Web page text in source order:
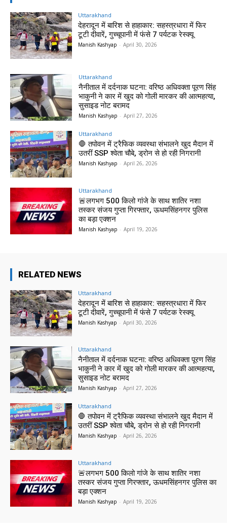
Uttarakhand
देहरादून में बारिश से हाहाकार: सहस्त्रधारा में फिर
टूटी दीवारें, गुच्चूपानी में फंसे 7 पर्यटक रेस्क्यू
Manish Kashyap - April 30, 2026
Uttarakhand
नैनीताल में दर्दनाक घटना: वरिष्ठ अधिवक्ता पूरण सिंह
भाकुनी ने कार में खुद को गोली मारकर की आत्महत्या,
सुसाइड नोट बरामद
Manish Kashyap - April 27, 2026
Uttarakhand
🛑 तपोवन में ट्रैफिक व्यवस्था संभालने खुद मैदान में
उतरीं SSP श्वेता चौबे, ड्रोन से हो रही निगरानी
Manish Kashyap - April 26, 2026
Uttarakhand
🚨लगभग 500 किलो गांजे के साथ शातिर नशा
तस्कर संजय गुप्ता गिरफ्तार, ऊधमसिंहनगर पुलिस
का बड़ा एक्शन
Manish Kashyap - April 19, 2026
RELATED NEWS
Uttarakhand
देहरादून में बारिश से हाहाकार: सहस्त्रधारा में फिर
टूटी दीवारें, गुच्चूपानी में फंसे 7 पर्यटक रेस्क्यू
Manish Kashyap - April 30, 2026
Uttarakhand
नैनीताल में दर्दनाक घटना: वरिष्ठ अधिवक्ता पूरण सिंह
भाकुनी ने कार में खुद को गोली मारकर की आत्महत्या,
सुसाइड नोट बरामद
Manish Kashyap - April 27, 2026
Uttarakhand
🛑 तपोवन में ट्रैफिक व्यवस्था संभालने खुद मैदान में
उतरीं SSP श्वेता चौबे, ड्रोन से हो रही निगरानी
Manish Kashyap - April 26, 2026
Uttarakhand
🚨लगभग 500 किलो गांजे के साथ शातिर नशा
तस्कर संजय गुप्ता गिरफ्तार, ऊधमसिंहनगर पुलिस का
बड़ा एक्शन
Manish Kashyap - April 19, 2026